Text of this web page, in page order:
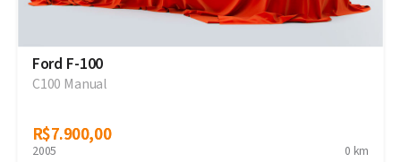
Ford F-100
C100 Manual
R$7.900,00
R$7.900,00
2005 0 km